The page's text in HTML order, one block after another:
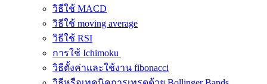
วิธีใช้ MACD
วิธีใช้ moving average
วิธีใช้ RSI
การใช้ Ichimoku
วิธีตั้งค่าและใช้งาน fibonacci